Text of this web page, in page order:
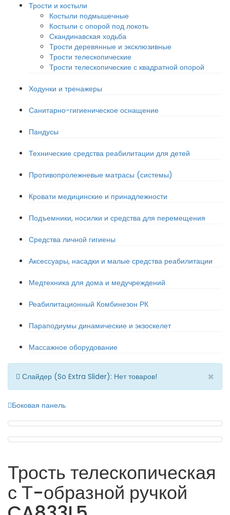
Трости и костыли
Костыли подмышечные
Костыли с опорой под локоть
Скандинавская ходьба
Трости деревянные и эксклюзивные
Трости телескопические
Трости телескопические с квадратной опорой
Ходунки и тренажеры
Санитарно-гигиеническое оснащение
Пандусы
Технические средства реабилитации для детей
Противопролежневые матрасы (системы)
Кровати медицинские и принадлежности
Подъемники, носилки и средства для перемещения
Средства личной гигиены
Аксессуары, насадки и малые средства реабилитации
Медтехника для дома и медучреждений
Реабилитационный Комбинезон РК
Параподиумы динамические и экзоскелет
Массажное оборудование
Слайдер (So Extra Slider): Нет товаров! ×
Боковая панель
Трость телескопическая
с Т-образной ручкой